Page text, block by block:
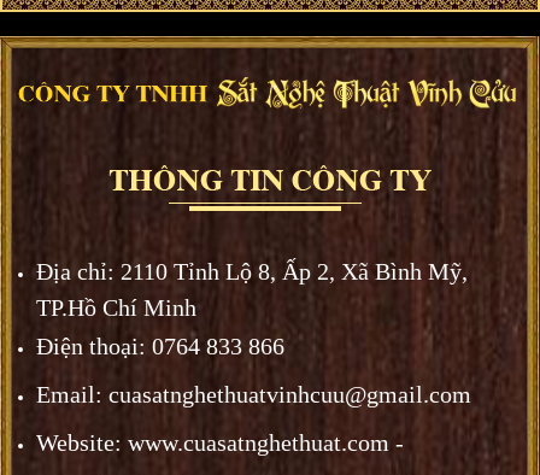
Địa chỉ: 2110 Tỉnh Lộ 8, Ấp 2, Xã Bình Mỹ,
TP.Hồ Chí Minh
Điện thoại: 0764 833 866
Email: cuasatnghethuatvinhcuu@gmail.com
Website: www.cuasatnghethuat.com -